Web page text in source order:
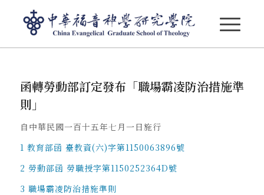
中華民國一百十五年七月一日施行
函轉勞動部訂定發布「職場霸凌防治措施準
則」
自中華民國一百十五年七月一日施行
1 教育部函 臺教資(六)字第1150063896號
2 勞動部函 勞職授字第1150252364D號
3 職場霸凌防治措施準則